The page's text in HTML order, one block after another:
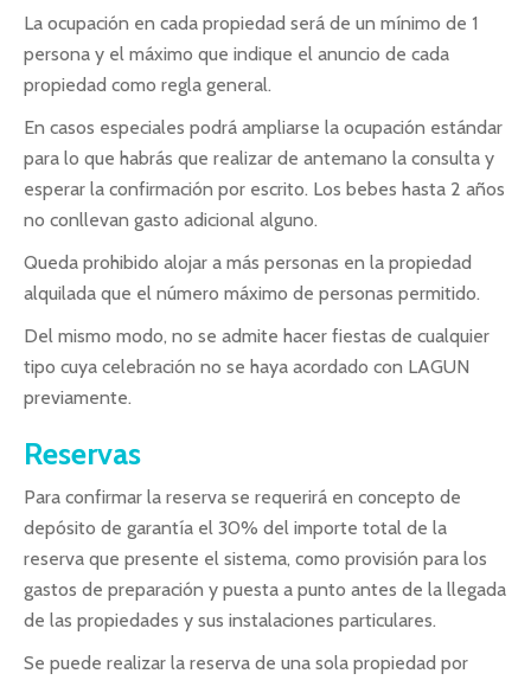
La ocupación en cada propiedad será de un mínimo de 1
persona y el máximo que indique el anuncio de cada
propiedad como regla general.
En casos especiales podrá ampliarse la ocupación estándar
para lo que habrás que realizar de antemano la consulta y
esperar la confirmación por escrito. Los bebes hasta 2 años
no conllevan gasto adicional alguno.
Queda prohibido alojar a más personas en la propiedad
alquilada que el número máximo de personas permitido.
Del mismo modo, no se admite hacer fiestas de cualquier
tipo cuya celebración no se haya acordado con LAGUN
previamente.
Reservas
Para confirmar la reserva se requerirá en concepto de
depósito de garantía el 30% del importe total de la
reserva que presente el sistema, como provisión para los
gastos de preparación y puesta a punto antes de la llegada
de las propiedades y sus instalaciones particulares.
Se puede realizar la reserva de una sola propiedad por